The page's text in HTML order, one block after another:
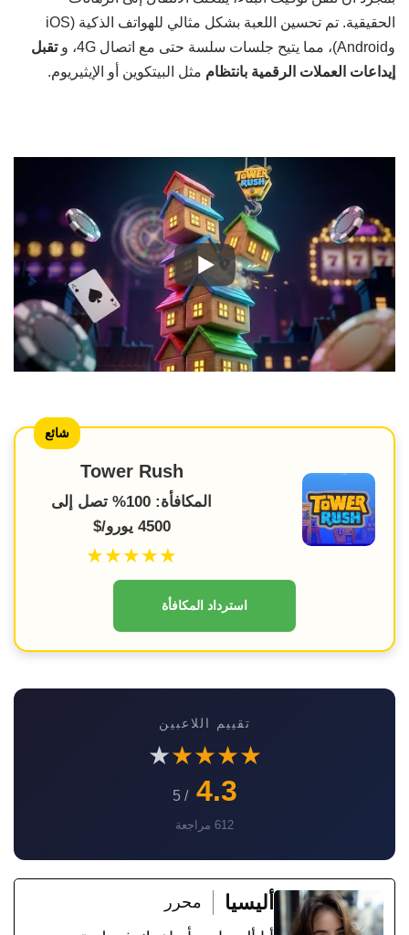
الحقيقية. تم تحسين اللعبة بشكل مثالي للهواتف الذكية (iOS
وAndroid)، مما يتيح جلسات سلسة حتى مع اتصال 4G، و
تقبل
إيداعات العملات الرقمية بانتظام مثل البيتكوين أو الإيثيريوم.
شائع
Tower Rush
المكافأة: 100% تصل إلى
4500 يورو/$
★★★★★
استرداد المكافأة
تقييم اللاعبين
★
★
★
★
★
4.3
/ 5
612 مراجعة
أليسيا
محرر